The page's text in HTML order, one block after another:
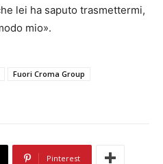
lei ha saputo trasmettermi,
mio».
Fuori Croma Group
Pinterest